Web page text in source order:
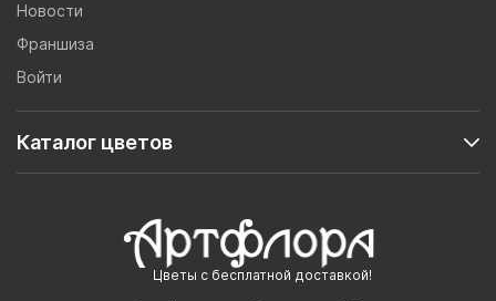
Цветы с бесплатной доставкой!
Новости
Франшиза
Войти
Каталог цветов